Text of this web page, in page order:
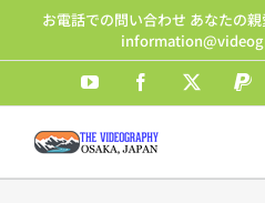
content
お電話での問い合わせ あなたの
YouTube Facebook